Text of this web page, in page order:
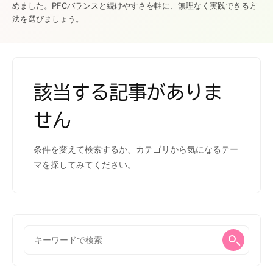
めました。PFCバランスと続けやすさを軸に、無理なく実践できる方
法を選びましょう。
該当する記事がありま
せん
条件を変えて検索するか、カテゴリから気になるテー
マを探してみてください。